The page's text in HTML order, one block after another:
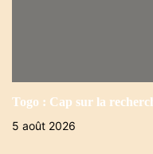
Togo : Cap sur la
5 août 2026